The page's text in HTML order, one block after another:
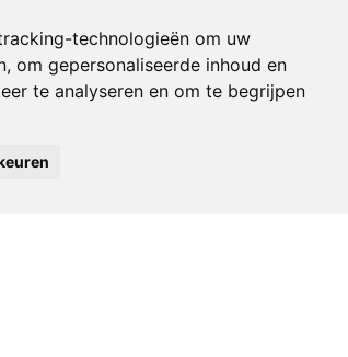
technologieën om uw
om gepersonaliseerde inhoud en
te analyseren en om te begrijpen